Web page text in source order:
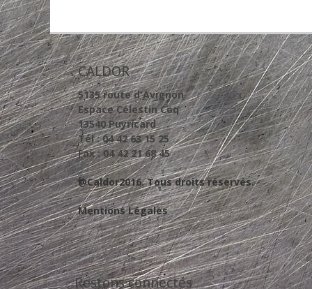
CALDOR
5135 route d'Avignon
Espace Célestin Coq
13540 Puyricard
Tél : 04 42 63 15 25
Fax : 04 42 21 68 45
@Caldor2016. Tous droits réservés.
Mentions Légales
Restons connectés